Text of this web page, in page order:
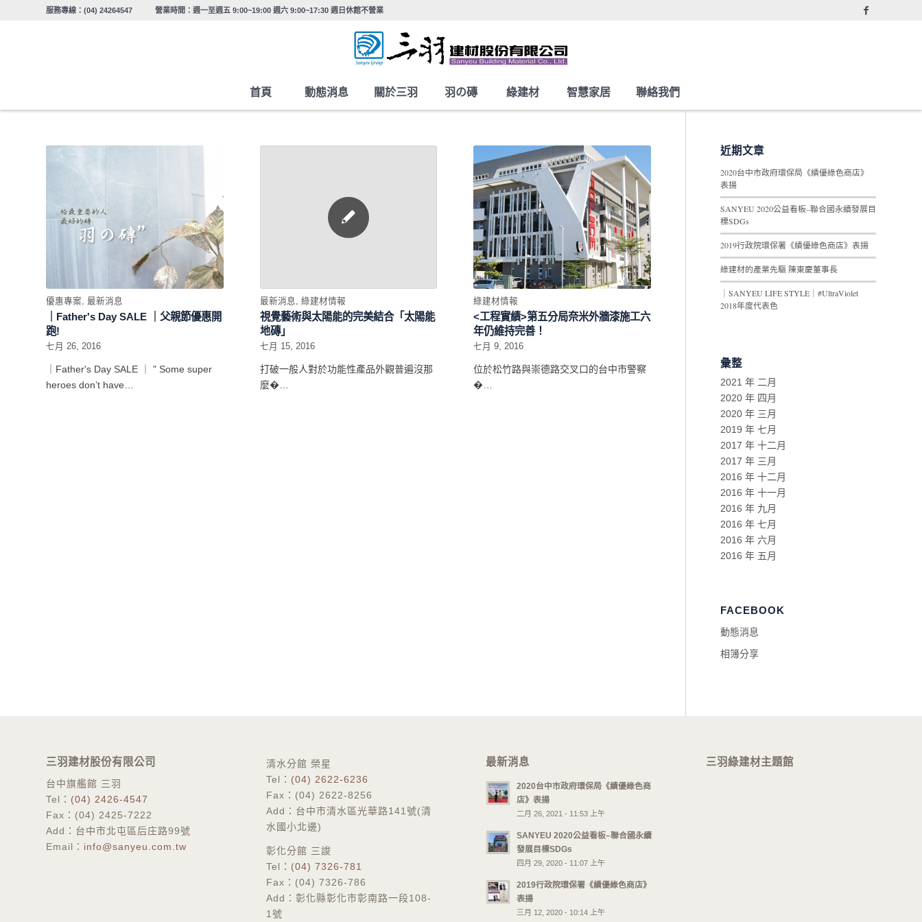
服務專線： (04) 24264547 營業時間：週一至週五 9:00~19:00 週六 9:00~17:30 週日休館不營業
首頁 動態消息 關於三羽 羽の磚 綠建材 智慧家居 聯絡我們
優惠專案, 最新消息
｜Father's Day SALE ｜父親節優惠開
跑!
七月 26, 2016
｜Father's Day SALE ｜ " Some super
heroes don’t have…
最新消息, 綠建材情報
視覺藝術與太陽能的完美結合「太陽能
地磚」
七月 15, 2016
打破一般人對於功能性產品外觀普遍沒那
麼�…
綠建材情報
<工程實績>第五分局奈米外牆漆施工六
年仍維持完善！
七月 9, 2016
位於松竹路與崇德路交叉口的台中市警察
�…
近期文章
2020台中市政府環保局《績優綠色商店》
表揚
SANYEU 2020公益看板–聯合國永續發展目
標SDGs
2019行政院環保署《績優綠色商店》表揚
綠建材的產業先驅 陳東慶董事長
｜SANYEU LIFE STYLE｜#UltraViolet
2018年度代表色
彙整
2021 年 二月
2020 年 四月
2020 年 三月
2019 年 七月
2017 年 十二月
2017 年 三月
2016 年 十二月
2016 年 十一月
2016 年 九月
2016 年 七月
2016 年 六月
2016 年 五月
FACEBOOK
動態消息
相簿分享
三羽建材股份有限公司
台中旗艦館 三羽
Tel： (04) 2426-4547
Fax：(04) 2425-7222
Add：台中市北屯區后庄路99號
Email： info@sanyeu.com.tw
​清水分館 榮星
Tel： (04) 2622-6236
Fax：(04) 2622-8256
Add：台中市清水區光華路141號(清
水國小北邊)
彰化分館 三誜
​Tel： (04) 7326-781
Fax：(04) 7326-786
Add：彰化縣彰化市彰南路一段108-
1號
最新消息
2020台中市政府環保局《績優綠色商
店》表揚
二月 26, 2021 - 11:53 上午
SANYEU 2020公益看板–聯合國永續
發展目標SDGs
四月 29, 2020 - 11:07 上午
2019行政院環保署《績優綠色商店》
表揚
三月 12, 2020 - 10:14 上午
三羽綠建材主題館